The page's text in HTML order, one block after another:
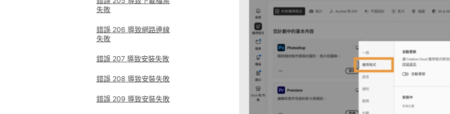
失敗
錯誤 206 導致網路連線
失敗
錯誤 207 導致安裝失敗
錯誤 208 導致安裝失敗
錯誤 209 導致安裝失敗